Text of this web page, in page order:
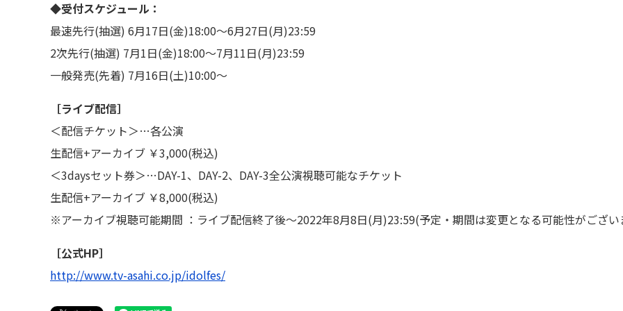
◆受付スケジュール：
最速先行(抽選) 6月17日(金)18:00～6月27日(月)23:59
2次先行(抽選) 7月1日(金)18:00～7月11日(月)23:59
一般発売(先着) 7月16日(土)10:00～
［ライブ配信］
＜配信チケット＞…各公演
生配信+アーカイブ ￥3,000(税込)
＜3daysセット券＞…DAY-1、DAY-2、DAY-3全公演視聴可能なチケット
生配信+アーカイブ ￥8,000(税込)
※アーカイブ視聴可能期間 ：ライブ配信終了後～2022年8月8日(月)23:59(予定・期間は変更となる可能性がござい
［公式HP］
http://www.tv-asahi.co.jp/idolfes/